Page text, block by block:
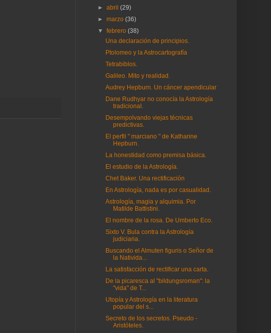
►abril(29)
►marzo(36)
▼febrero(38)
Una declaración de principios.
Ptolomeo y la Astrocartografía
Tetrabiblos.
Galileo. Mito y realidad.
Audrey Hepburn. Un cáncer apendicular
Dane Rudhyar no conocía la Astrología
tradicional.
Desempolvando viejas técnicas
predictivas.
El perfil " marciano " de Katharine
Hepburn.
La honestidad como premisa básica.
El estudio de la Astrología.
Chet Baker. Una rectificación
En Astrología, nada es por casualidad.
Astrología, magia y alquimia. Por
Matilde Battistini.
El nombre de la rosa. De Umberto Eco.
Sixto V. Bula contra la Astrología
judiciaria.
Buscando el Almuten figuris o Señor de
la Nativida...
La satisfacción de rectificar una carta.
De la picaresca al "bildungsroman": la
"vida" de T...
Utopía y Astrología en la literatura
popular del s...
Secreto de los secretos. Pseudo -
Aristóteles.